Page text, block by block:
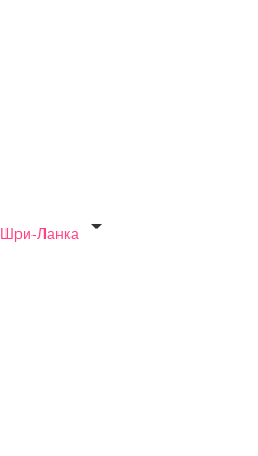
Шри-Ланка
